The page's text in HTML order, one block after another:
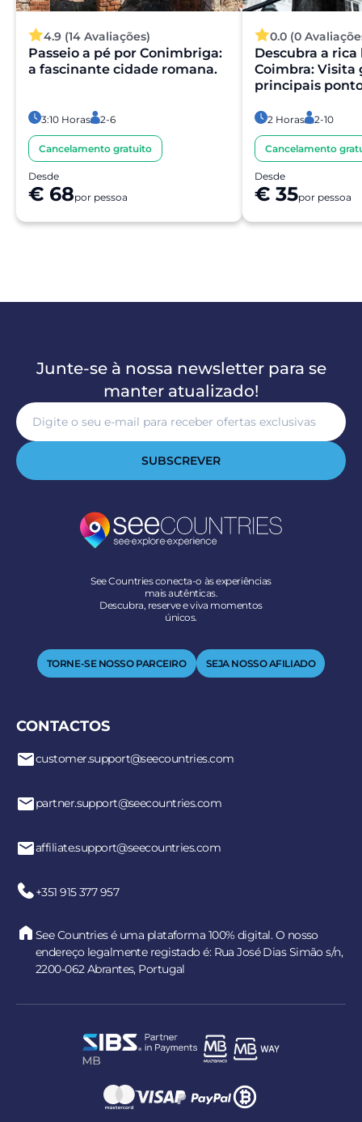
4.9 (14 Avaliações)
Passeio a pé por Conimbriga:
a fascinante cidade romana.
3:10 Horas 2-6
Cancelamento gratuito
Desde
€ 68por pessoa
0.0 (0
Descubra a
Coimbra: Visita
principais
2 Horas 2-10
Cancelamento
Desde
€ 35por pessoa
Junte-se à nossa newsletter para se
manter atualizado!
SUBSCREVER
See Countries conecta-o às experiências
mais autênticas.
Descubra, reserve e viva momentos
únicos.
TORNE-SE NOSSO PARCEIRO SEJA NOSSO AFILIADO
CONTACTOS
customer.support@seecountries.com
partner.support@seecountries.com
affiliate.support@seecountries.com
+351 915 377 957
See Countries é uma plataforma 100% digital. O nosso
endereço legalmente registado é: Rua José Dias Simão s/n,
2200-062 Abrantes, Portugal